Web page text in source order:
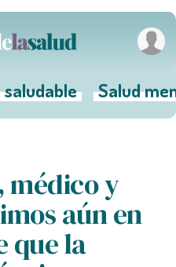
saludable Salud
médico y
aún en
que la